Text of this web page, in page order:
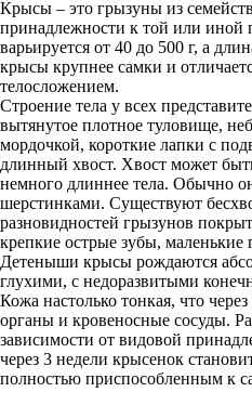
Крысы – это грызуны из
принадлежности к той или иной
варьируется от 40 до 500 г, а
крысы крупнее самки и
телосложением.
Строение тела у всех
вытянутое плотное туловище,
мордочкой, короткие лапки с
длинный хвост. Хвост может
немного длиннее тела. Обычно
шерстинками. Существуют
разновидностей грызунов
крепкие острые зубы, маленькие
Детеныши крысы рождаются
глухими, с недоразвитыми
Кожа настолько тонкая, что
органы и кровеносные сосуды.
зависимости от видовой
через 3 недели крысенок
полностью приспособленным к